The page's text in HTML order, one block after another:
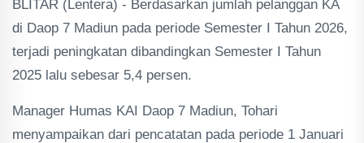
BLITAR (Lentera) - Berdasarkan jumlah pelanggan KA
di Daop 7 Madiun pada periode Semester I Tahun 2026,
terjadi peningkatan dibandingkan Semester I Tahun
2025 lalu sebesar 5,4 persen.
Manager Humas KAI Daop 7 Madiun, Tohari
menyampaikan dari pencatatan pada periode 1 Januari